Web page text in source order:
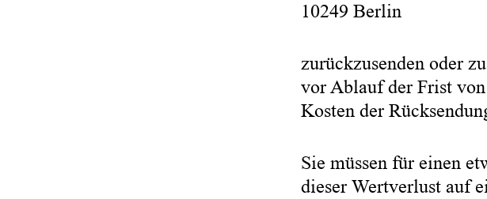
10249 Berlin
zurückzusenden oder
vor Ablauf der Frist
Kosten der
Sie müssen für einen
dieser Wertverlust auf